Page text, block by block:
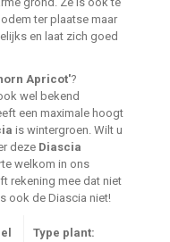
ter plaatse maar
en laat zich goed
Apricot'?
wel bekend
een maximale hoogt
is wintergroen. Wilt u
deze Diascia
welkom in ons
rekening mee dat niet
ook de Diascia niet!
Type plant: